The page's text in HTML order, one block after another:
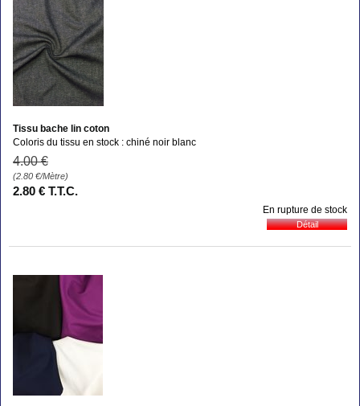
Tissu bache lin coton
Coloris du tissu en stock : chiné noir blanc
4.00 €
(2.80 €/Mètre)
2.80 € T.T.C.
En rupture de stock